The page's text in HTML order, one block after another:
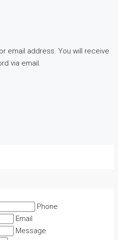
email address. You will receive
via email.
Phone
Email
Message